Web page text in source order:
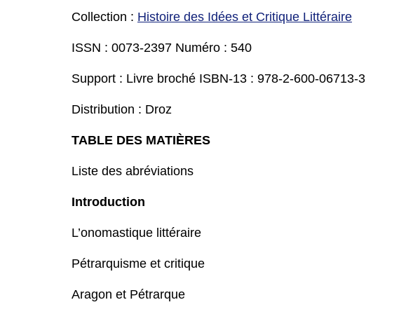
Collection : Histoire des Idées et Critique Littéraire
ISSN : 0073-2397 Numéro : 540
Support : Livre broché ISBN-13 : 978-2-600-06713-3
Distribution : Droz
TABLE DES MATIÈRES
Liste des abréviations
Introduction
L’onomastique littéraire
Pétrarquisme et critique
Aragon et Pétrarque